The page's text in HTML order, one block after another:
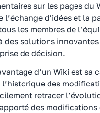
sur les pages du
l’échange d’idées et la
les membres de
des solutions innovantes
de décision.
d’un Wiki est sa
des
retracer
des modifications